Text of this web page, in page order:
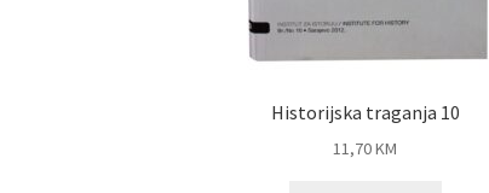
Historijska traganja 10
11,70KM